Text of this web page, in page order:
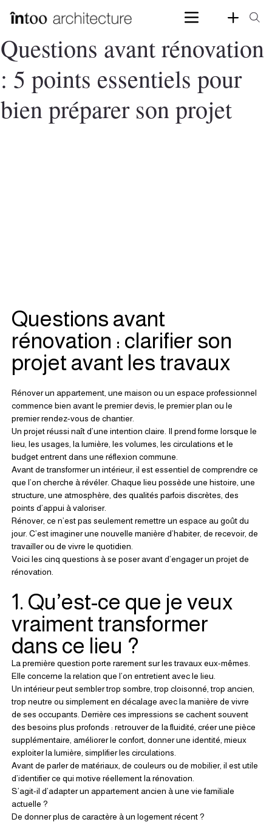
Questions avant rénovation
: 5 points essentiels pour
bien préparer son projet
Questions avant
rénovation : clarifier son
projet avant les travaux
Rénover un appartement, une maison ou un espace professionnel
commence bien avant le premier devis, le premier plan ou le
premier rendez-vous de chantier.
Un projet réussi naît d’une intention claire. Il prend forme lorsque le
lieu, les usages, la lumière, les volumes, les circulations et le
budget entrent dans une réflexion commune.
Avant de transformer un intérieur, il est essentiel de comprendre ce
que l’on cherche à révéler. Chaque lieu possède une histoire, une
structure, une atmosphère, des qualités parfois discrètes, des
points d’appui à valoriser.
Rénover, ce n’est pas seulement remettre un espace au goût du
jour. C’est imaginer une nouvelle manière d’habiter, de recevoir, de
travailler ou de vivre le quotidien.
Voici les cinq questions à se poser avant d’engager un projet de
rénovation.
1. Qu’est-ce que je veux
vraiment transformer
dans ce lieu ?
La première question porte rarement sur les travaux eux-mêmes.
Elle concerne la relation que l’on entretient avec le lieu.
Un intérieur peut sembler trop sombre, trop cloisonné, trop ancien,
trop neutre ou simplement en décalage avec la manière de vivre
de ses occupants. Derrière ces impressions se cachent souvent
des besoins plus profonds : retrouver de la fluidité, créer une pièce
supplémentaire, améliorer le confort, donner une identité, mieux
exploiter la lumière, simplifier les circulations.
Avant de parler de matériaux, de couleurs ou de mobilier, il est utile
d’identifier ce qui motive réellement la rénovation.
S’agit-il d’adapter un appartement ancien à une vie familiale
actuelle ?
De donner plus de caractère à un logement récent ?